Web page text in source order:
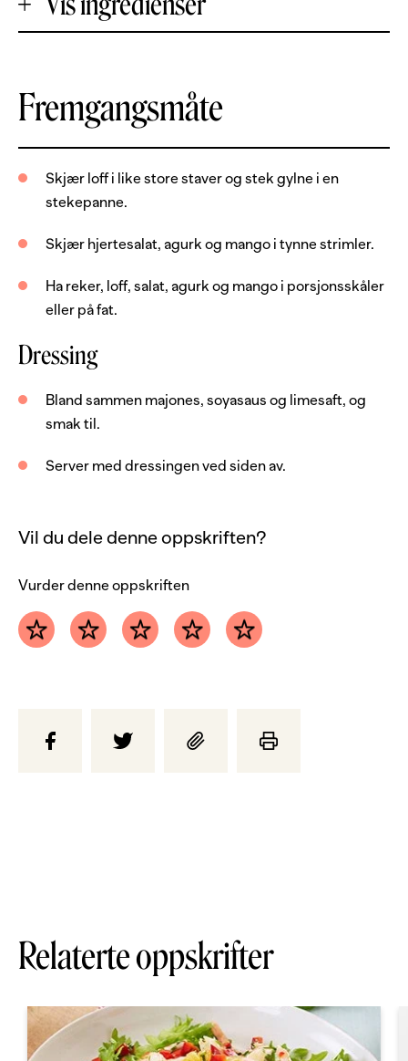
Porsjoner
400 g
reker, uten skall
2 skiver
2 stk
hjertesalat
1 stk mango
Dressing
4 ss
majones
1 stk lime
Fremgangsmåte
Skjær loff i like store staver og stek gylne i en
stekepanne.
Skjær hjertesalat, agurk og mango i tynne strimler.
Ha reker, loff, salat, agurk og mango i porsjonsskåler
eller på fat.
Dressing
Bland sammen majones, soyasaus og limesaft, og
smak til.
Server med dressingen ved siden av.
Vil du dele denne oppskriften?
Vurder denne oppskriften
Relaterte oppskrifter